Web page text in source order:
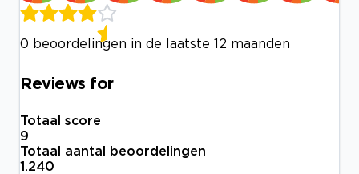
0 beoordelingen in de laatste 12 maanden
Reviews for
Totaal score
9
Totaal aantal beoordelingen
1.240